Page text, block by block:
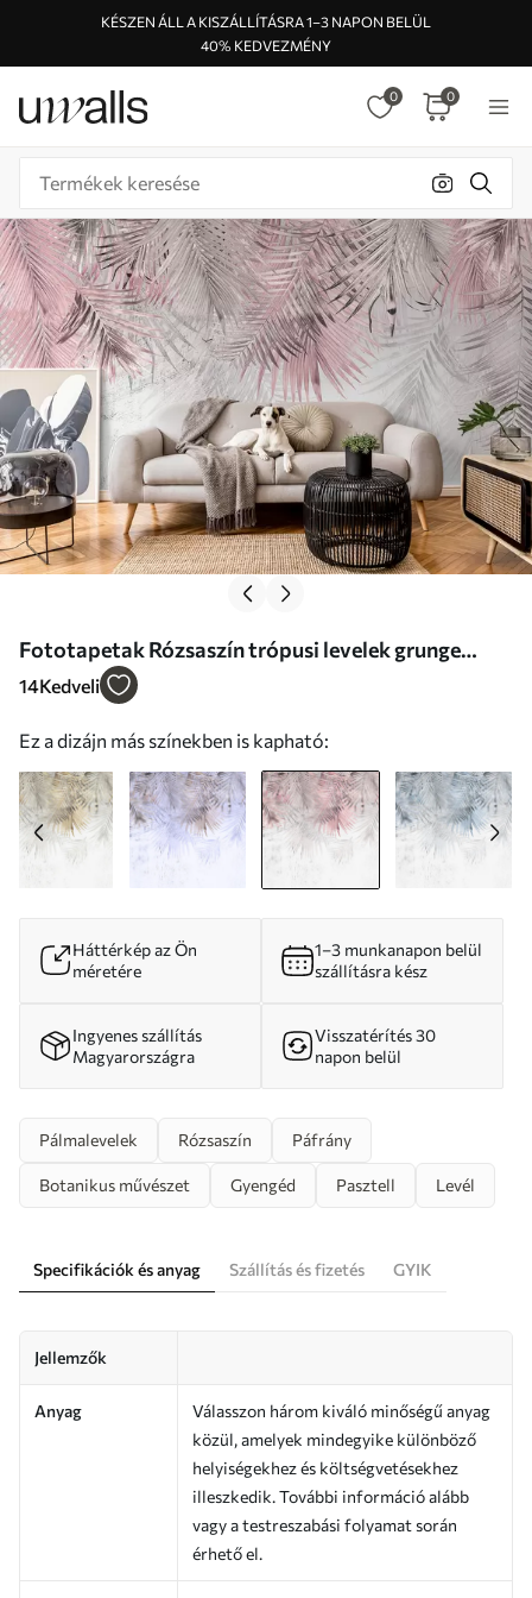
KÉSZEN ÁLL A KISZÁLLÍTÁSRA 1–3 NAPON BELÜL
40% KEDVEZMÉNY
0 0
Fototapetak Rózsaszín trópusi levelek grunge
stílusban Nr. u93843v2
14Kedveli
Ez a dizájn más színekben is kapható:
Háttérkép az Ön
méretére
1–3 munkanapon belül
szállításra kész
Ingyenes szállítás
Magyarországra
Visszatérítés 30
napon belül
Pálmalevelek Rózsaszín Páfrány
Botanikus művészet Gyengéd Pasztell Levél
Specifikációk és anyag Szállítás és fizetés GYIK
Jellemzők
Anyag
Válasszon három kiváló minőségű anyag
közül, amelyek mindegyike különböző
helyiségekhez és költségvetésekhez
illeszkedik. További információ alább
vagy a testreszabási folyamat során
érhető el.